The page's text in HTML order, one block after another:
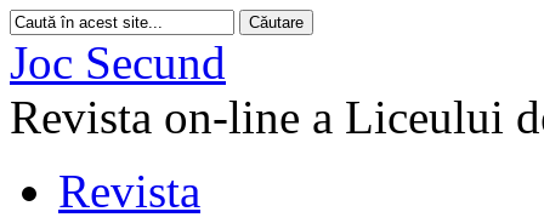
Joc Secund
Revista on-line a Liceului
Revista